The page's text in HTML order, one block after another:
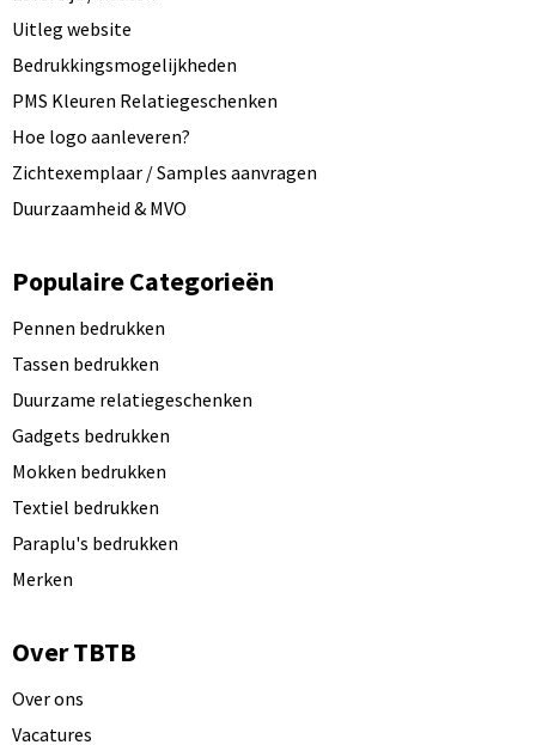
Uitleg website
Bedrukkingsmogelijkheden
PMS Kleuren Relatiegeschenken
Hoe logo aanleveren?
Zichtexemplaar / Samples aanvragen
Duurzaamheid & MVO
Populaire Categorieën
Pennen bedrukken
Tassen bedrukken
Duurzame relatiegeschenken
Gadgets bedrukken
Mokken bedrukken
Textiel bedrukken
Paraplu's bedrukken
Merken
Over TBTB
Over ons
Vacatures